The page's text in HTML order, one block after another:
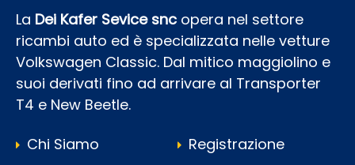
La Dei Kafer Sevice snc opera nel settore
ricambi auto ed è specializzata nelle vetture
Volkswagen Classic. Dal mitico maggiolino e
suoi derivati fino ad arrivare al Transporter
T4 e New Beetle.
Chi Siamo
Registrazione